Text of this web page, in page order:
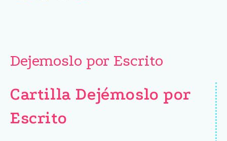
Dejemoslo por Escrito
Cartilla Dejémoslo por
Escrito